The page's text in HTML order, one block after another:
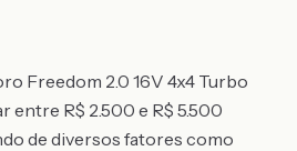
Freedom 2.0 16V 4x4 Turbo
entre R$ 2.500 e R$ 5.500
de diversos fatores como